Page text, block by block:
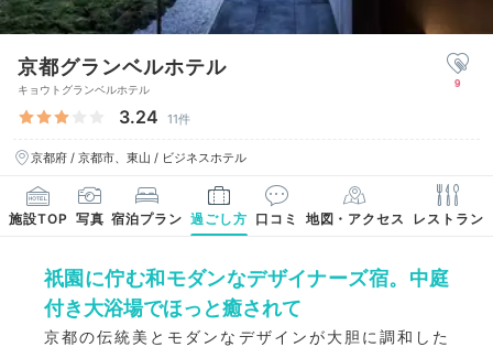
京都グランベルホテル
キョウトグランベルホテル
3.24 11件
京都府 / 京都市、東山 / ビジネスホテル
9
施設TOP 写真 宿泊プラン 過ごし方 口コミ 地図・アクセス レストラン
祇園に佇む和モダンなデザイナーズ宿。中庭
付き大浴場でほっと癒されて
京都の伝統美とモダンなデザインが大胆に調和した